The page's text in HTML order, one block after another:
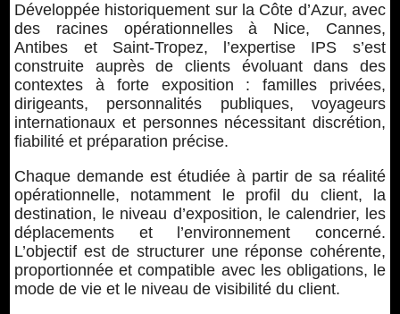
Développée historiquement sur la Côte d’Azur, avec
des racines opérationnelles à Nice, Cannes,
Antibes et Saint-Tropez, l’expertise IPS s’est
construite auprès de clients évoluant dans des
contextes à forte exposition : familles privées,
dirigeants, personnalités publiques, voyageurs
internationaux et personnes nécessitant discrétion,
fiabilité et préparation précise.
Chaque demande est étudiée à partir de sa réalité
opérationnelle, notamment le profil du client, la
destination, le niveau d’exposition, le calendrier, les
déplacements et l’environnement concerné.
L’objectif est de structurer une réponse cohérente,
proportionnée et compatible avec les obligations, le
mode de vie et le niveau de visibilité du client.